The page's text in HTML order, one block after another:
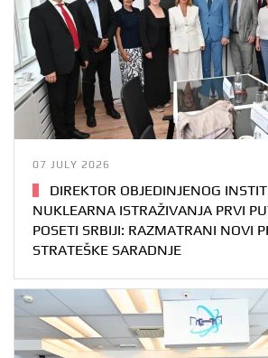
07 JULY 2026
DIREKTOR OBJEDINJENOG
NUKLEARNA ISTRAŽIVANJA PRVI
POSETI SRBIJI: RAZMATRANI NOVI
STRATEŠKE SARADNJE